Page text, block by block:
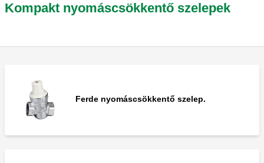
Kompakt nyomáscsökkentő szelepek
Ferde nyomáscsökkentő szelep.